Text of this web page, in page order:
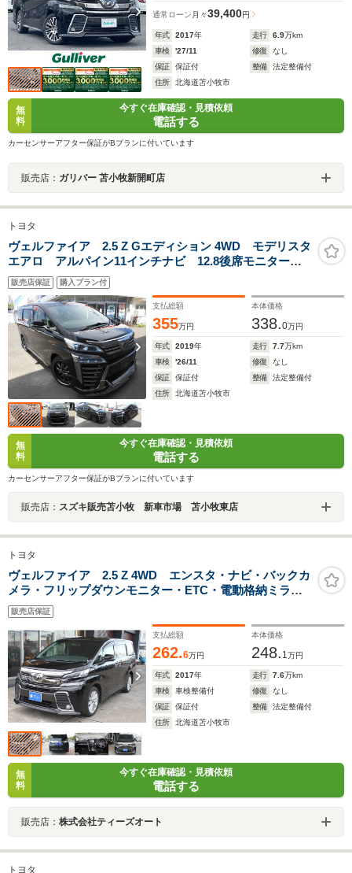
通常ローン 月々39,400円
年式 2017年 走行 6.9万km
車検
'27/11 修復
なし
保証
保証付 整備
法定整備付
住所
北海道苫小牧市
無
料
今すぐ在庫確認・見積依頼
電話する
カーセンサーアフター保証がBプランに付いています
販売店： ガリバー 苫小牧新開町店
トヨタ
ヴェルファイア 2.5 Z Gエディション 4WD モデリスタ
エアロ アルパイン11インチナビ 12.8後席モニター
両側パワースライドドア バックモニター ドラレコ前
後 社外20インチアルミ 純正スターター パワーバッ
クドア 黒本革シート ETC HDMI
販売店保証 購入プラン付
支払総額
355万円
本体価格
338.0万円
年式 2019年 走行 7.7万km
車検
'26/11 修復
なし
保証
保証付 整備
法定整備付
住所
北海道苫小牧市
無
料
今すぐ在庫確認・見積依頼
電話する
カーセンサーアフター保証がBプランに付いています
販売店： スズキ販売苫小牧 新車市場 苫小牧東店
トヨタ
ヴェルファイア 2.5 Z 4WD エンスタ・ナビ・バックカ
メラ・フリップダウンモニター・ETC・電動格納ミラ
ー・クルーズコントロール
販売店保証
支払総額
262.6万円
本体価格
248. 1万円
年式 2017年 走行 7.6万km
車検
車検整備付 修復
なし
保証
保証付 整備
法定整備付
住所
北海道苫小牧市
無
料
今すぐ在庫確認・見積依頼
電話する
販売店： 株式会社ティーズオート
トヨタ